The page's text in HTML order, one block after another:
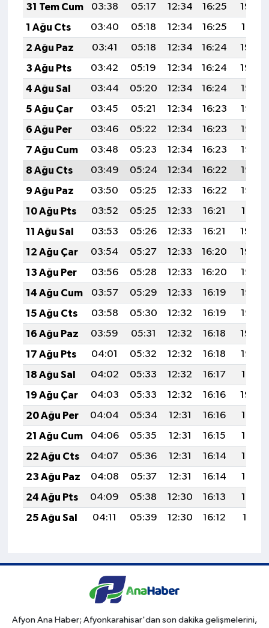
31 Tem Cum
03:38 05:17 12:34 16:25
19:42
1 Ağu Cts
03:40 05:18 12:34 16:25
19:41
2 Ağu Paz
03:41 05:18 12:34 16:24
19:40
3 Ağu Pts
03:42 05:19 12:34 16:24
19:39
4 Ağu Sal
03:44 05:20 12:34 16:24
19:38
5 Ağu Çar
03:45 05:21 12:34 16:23
19:37
6 Ağu Per
03:46 05:22 12:34 16:23
19:36
7 Ağu Cum
03:48 05:23 12:34 16:23
19:35
8 Ağu Cts
03:49 05:24 12:34 16:22
19:33
9 Ağu Paz
03:50 05:25 12:33 16:22
19:32
10 Ağu Pts
03:52 05:25 12:33 16:21
19:31
11 Ağu Sal
03:53 05:26 12:33 16:21
19:30
12 Ağu Çar
03:54 05:27 12:33 16:20
19:29
13 Ağu Per
03:56 05:28 12:33 16:20
19:27
14 Ağu Cum
03:57 05:29 12:33 16:19
19:26
15 Ağu Cts
03:58 05:30 12:32 16:19
19:25
16 Ağu Paz
03:59 05:31 12:32 16:18
19:24
17 Ağu Pts
04:01 05:32 12:32 16:18
19:22
18 Ağu Sal
04:02 05:33 12:32 16:17
19:21
19 Ağu Çar
04:03 05:33 12:32 16:16
19:20
20 Ağu Per
04:04 05:34 12:31 16:16
19:18
21 Ağu Cum
04:06 05:35 12:31 16:15
19:17
22 Ağu Cts
04:07 05:36 12:31 16:14
19:16
23 Ağu Paz
04:08 05:37 12:31 16:14
19:14
24 Ağu Pts
04:09 05:38 12:30 16:13
19:13
25 Ağu Sal
04:11 05:39 12:30 16:12 19:11
Afyon Ana Haber; Afyonkarahisar'dan son dakika gelişmelerini,